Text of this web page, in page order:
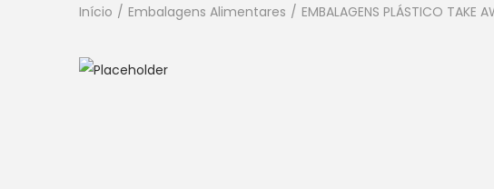
Início / Embalagens Alimentares / EMBALAGENS PLÁSTICO TAKE